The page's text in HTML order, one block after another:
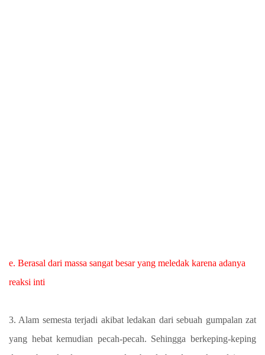
e. Berasal dari massa sangat besar yang meledak karena adanya
reaksi inti
3. Alam semesta terjadi akibat ledakan dari sebuah gumpalan zat
yang hebat kemudian pecah-pecah. Sehingga berkeping-keping